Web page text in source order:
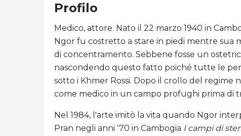
Profilo
Medico, attore. Nato il 22 marzo 1940 in
Ngor fu costretto a stare in piedi mentre sua
di concentramento. Sebbene fosse un
nascondendo questo fatto poiché tutte le
sotto i Khmer Rossi. Dopo il crollo del regime
come medico in un campo profughi prima di
Nel 1984, l'arte imitò la vita quando Ngor
Pran negli anni '70 in Cambogia I campi di